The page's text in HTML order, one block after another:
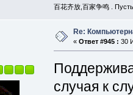
百花齐放,百家争鸣 .
Re:
« Ответ #945 : 30
случая к